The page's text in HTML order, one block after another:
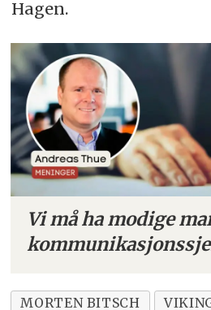
Hagen.
Vi må ha modige
MORTEN BITSCH